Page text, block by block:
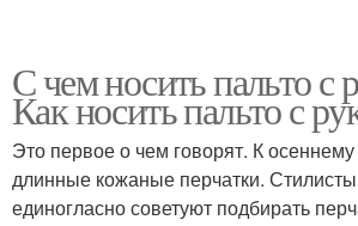
С чем носить пальто с
Как носить пальто с
Это первое о чем говорят. К
длинные кожаные перчатки. Стилисты
единогласно советуют подбирать